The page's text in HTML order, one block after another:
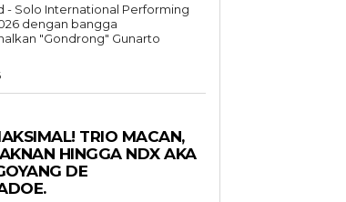
- Solo International Performing
dengan bangga
"Gondrong" Gunarto
TRIO MACAN,
HINGGA NDX AKA
DE